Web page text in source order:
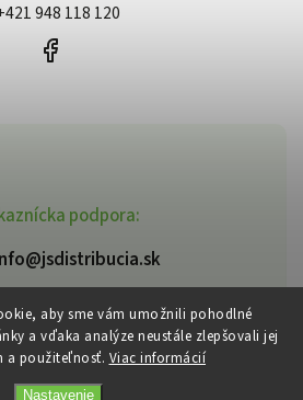
aby sme vám umožnili pohodlné
a vďaka analýze neustále zlepšovali jej
a použiteľnosť. Viac informácií
Nastavenie
podpora:
948 118 120
J.Š. Distribúcia. Všetky práva vyhradené.
Shoptet| Design